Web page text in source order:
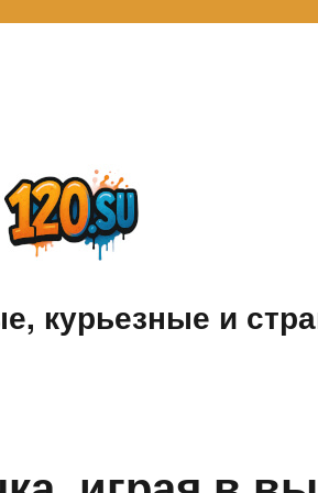
курьезные и